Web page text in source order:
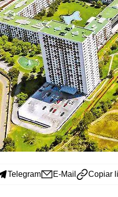
Telegram E-Mail Copiar